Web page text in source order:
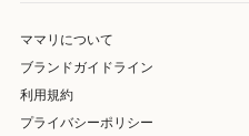
ママリについて
ブランドガイドライン
利用規約
プライバシーポリシー